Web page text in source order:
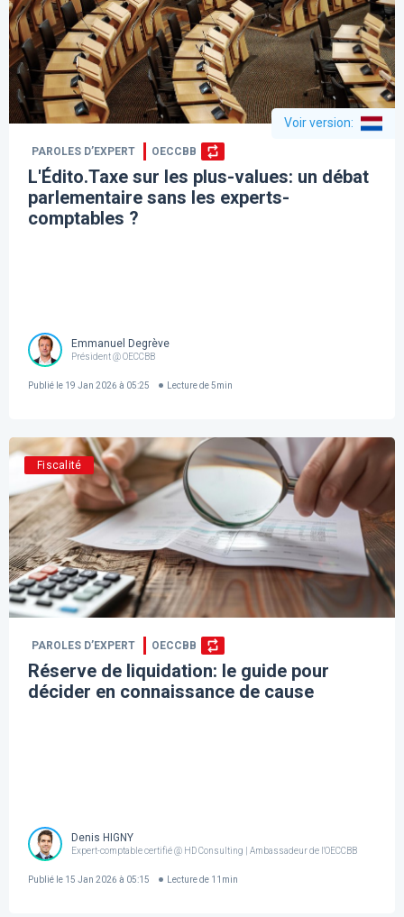
Voir version:
PAROLES D’EXPERT OECCBB
L'Édito.Taxe sur les plus-values: un débat
parlementaire sans les experts-
comptables ?
Emmanuel Degrève
Président @ OECCBB
Publié le 19 Jan 2026 à 05:25 Lecture de 5min
Fiscalité
PAROLES D’EXPERT OECCBB
Réserve de liquidation: le guide pour
décider en connaissance de cause
Denis HIGNY
Expert-comptable certifié @ HD Consulting | Ambassadeur de l'OECCBB
Publié le 15 Jan 2026 à 05:15 Lecture de 11 min